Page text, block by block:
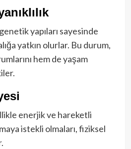
yapıları sayesinde
yatkın olurlar. Bu durum,
hem de yaşam
enerjik ve hareketli
istekli olmaları, fiziksel